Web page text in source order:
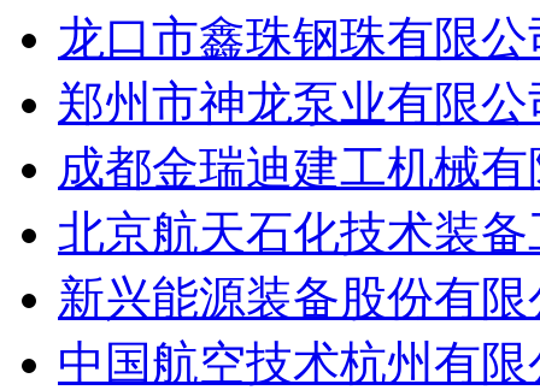
龙口市鑫珠钢珠有限公
郑州市神龙泵业有限公
成都金瑞迪建工机械
北京航天石化技术装
新兴能源装备股份有限
中国航空技术杭州有限